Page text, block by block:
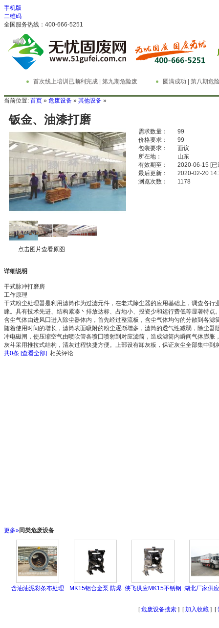
手机版
二维码
全国服务热线：400-666-5251
首次线上培训已顺利完成 | 第九期危险废
物管理与技术实务精英特训营
圆满成功 | 第八期危
务精英特训营
当前位置: 首页 » 危废设备 » 其他设备 »
钣金、油漆打磨
点击图片查看原图
需求数量：
99
价格要求：
99
包装要求：
面议
所在地：
山东
有效期至：
2020-06-15 [
最后更新：
2020-02-20
浏览次数：
1178
详细说明
干式脉冲打磨房
工作原理
干式粉尘处理器是利用滤筒作为过滤元件，在老式除尘器的应用基础上，调查各
睐。具有技术先进、结构紧凑丶排放达标、占地小、投资少和运行费低等显著特点
含尘气体由进风囗进入除尘器体内，首先经过整流板，含尘气体均匀的分散到各
随着使用时间的增长，滤筒表面吸附的粉尘逐渐增多，滤筒的透气性减弱，除尘
冲电磁闸，使压缩空气由喷吹管各喷囗喷射到对应滤筒，造成滤筒内瞬间气体膨
灰斗采用推拉式结构，清灰过程快捷方便。上部设有卸灰板，保证灰尘全部集中到
共0条 [查看全部] 相关评论
更多»同类危废设备
含油油泥彩条布处理
MK15铝合金泵 防爆 侠飞供应MK15不锈钢 湖北厂家供
[危废设备搜索 ] [加入收藏 ] [